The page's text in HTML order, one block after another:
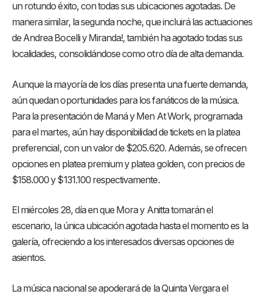
un rotundo éxito, con todas sus ubicaciones agotadas. De
manera similar, la segunda noche, que incluirá las actuaciones
de Andrea Bocelli y Miranda!, también ha agotado todas sus
localidades, consolidándose como otro día de alta demanda.
Aunque la mayoría de los días presenta una fuerte demanda,
aún quedan oportunidades para los fanáticos de la música.
Para la presentación de Maná y Men At Work, programada
para el martes, aún hay disponibilidad de tickets en la platea
preferencial, con un valor de $205.620. Además, se ofrecen
opciones en platea premium y platea golden, con precios de
$158.000 y $131.100 respectivamente.
El miércoles 28, día en que Mora y Anitta tomarán el
escenario, la única ubicación agotada hasta el momento es la
galería, ofreciendo a los interesados diversas opciones de
asientos.
La música nacional se apoderará de la Quinta Vergara el